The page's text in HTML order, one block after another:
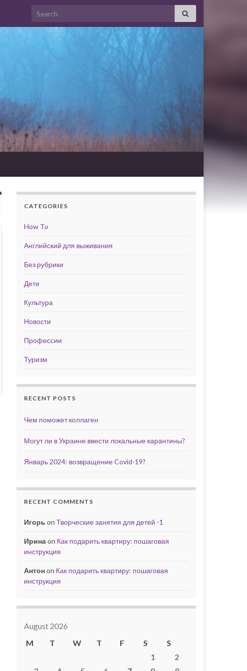
Search for:
CATEGORIES
How To
Английский для выживания
Без рубрики
Дети
Культура
Новости
Профессии
Туризм
RECENT POSTS
Чем поможет коллаген
Могут ли в Украине ввести локальные карантины?
Январь 2024: возвращение Covid-19?
RECENT COMMENTS
Игорь on Творческие занятия для детей -1
Иринаon Как подарить квартиру: пошаговая
инструкция
Антонon Как подарить квартиру: пошаговая
инструкция
August 2026
M
T W T F S
S
1
2